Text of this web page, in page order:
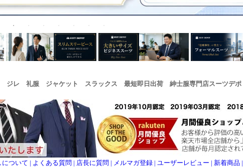
ジレ 礼服 ジャケット スラックス 最短即日出荷 紳士服専門店スーツデポ
について | よくある質問 | 店長に質問 | メルマガ登録 | ユーザーレビュー | 新着商品 |